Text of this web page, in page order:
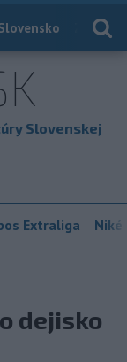
Slovenskej
Extraliga
dejisko